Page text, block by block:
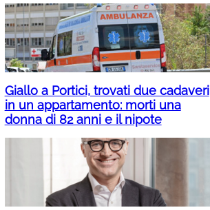
Giallo a Portici, trovati due cadaveri
in un appartamento: morti una
donna di 82 anni e il nipote